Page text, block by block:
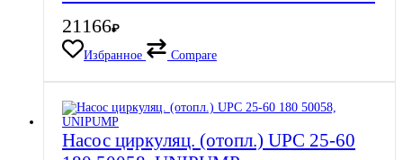
21166₽
Избранное
Compare
Насос циркуляц. (отопл.) UPС 25-60